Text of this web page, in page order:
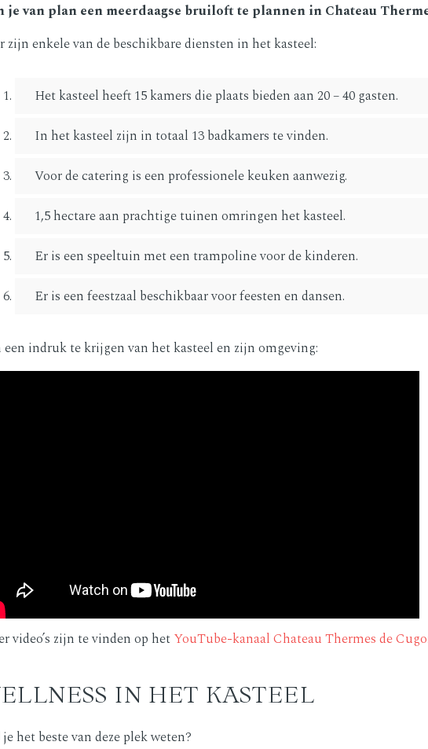
je van plan een meerdaagse bruiloft te plannen in Chateau
zijn enkele van de beschikbare diensten in het kasteel:
Het kasteel heeft 15 kamers die plaats bieden aan 20 – 40 gasten.
In het kasteel zijn in totaal 13 badkamers te vinden.
Voor de catering is een professionele keuken aanwezig.
1,5 hectare aan prachtige tuinen omringen het kasteel.
Er is een speeltuin met een trampoline voor de kinderen.
Er is een feestzaal beschikbaar voor feesten en dansen.
een indruk te krijgen van het kasteel en zijn omgeving:
video’s zijn te vinden op hetYouTube-kanaal Chateau Thermes de
IN HET KASTEEL
het beste van deze plek weten?